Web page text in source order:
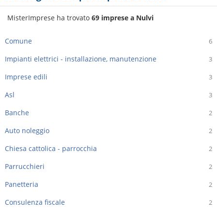
MisterImprese ha trovato 69 imprese a Nulvi
6
Comune
3
Impianti elettrici - installazione, manutenzione
3
Imprese edili
3
Asl
2
Banche
2
Auto noleggio
2
Chiesa cattolica - parrocchia
2
Parrucchieri
2
Panetteria
2
Consulenza fiscale